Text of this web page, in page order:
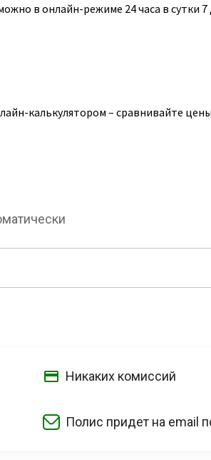
в онлайн-режиме 24 часа в сутки
калькулятором – сравнивайте